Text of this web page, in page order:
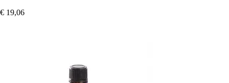
€ 19,06